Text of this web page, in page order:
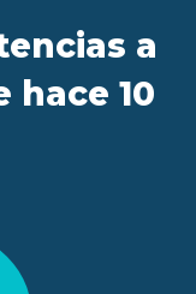
a
hace 10